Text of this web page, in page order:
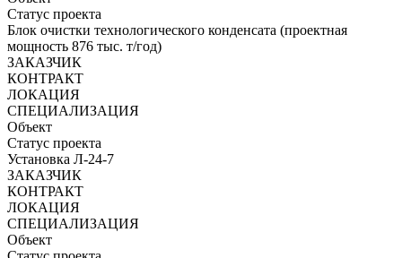
Статус проекта
Блок очистки технологического конденсата (проектная
мощность 876 тыс. т/год)
ЗАКАЗЧИК
КОНТРАКТ
ЛОКАЦИЯ
СПЕЦИАЛИЗАЦИЯ
Объект
Статус проекта
Установка Л-24-7
ЗАКАЗЧИК
КОНТРАКТ
ЛОКАЦИЯ
СПЕЦИАЛИЗАЦИЯ
Объект